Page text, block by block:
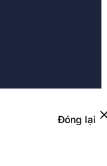
Đóng lại